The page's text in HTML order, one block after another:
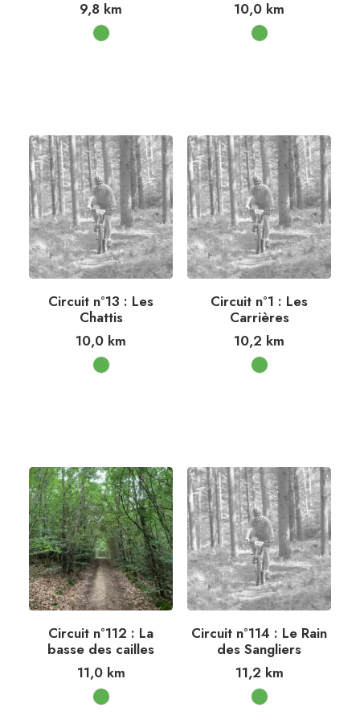
9,8 km 10,0 km
Circuit n°13 : Les
Chattis
10,0 km
Circuit n°1 : Les
Carrières
10,2 km
Circuit n°112 : La
basse des cailles
11,0km
Circuit n°114 : Le Rain
des Sangliers
11,2 km